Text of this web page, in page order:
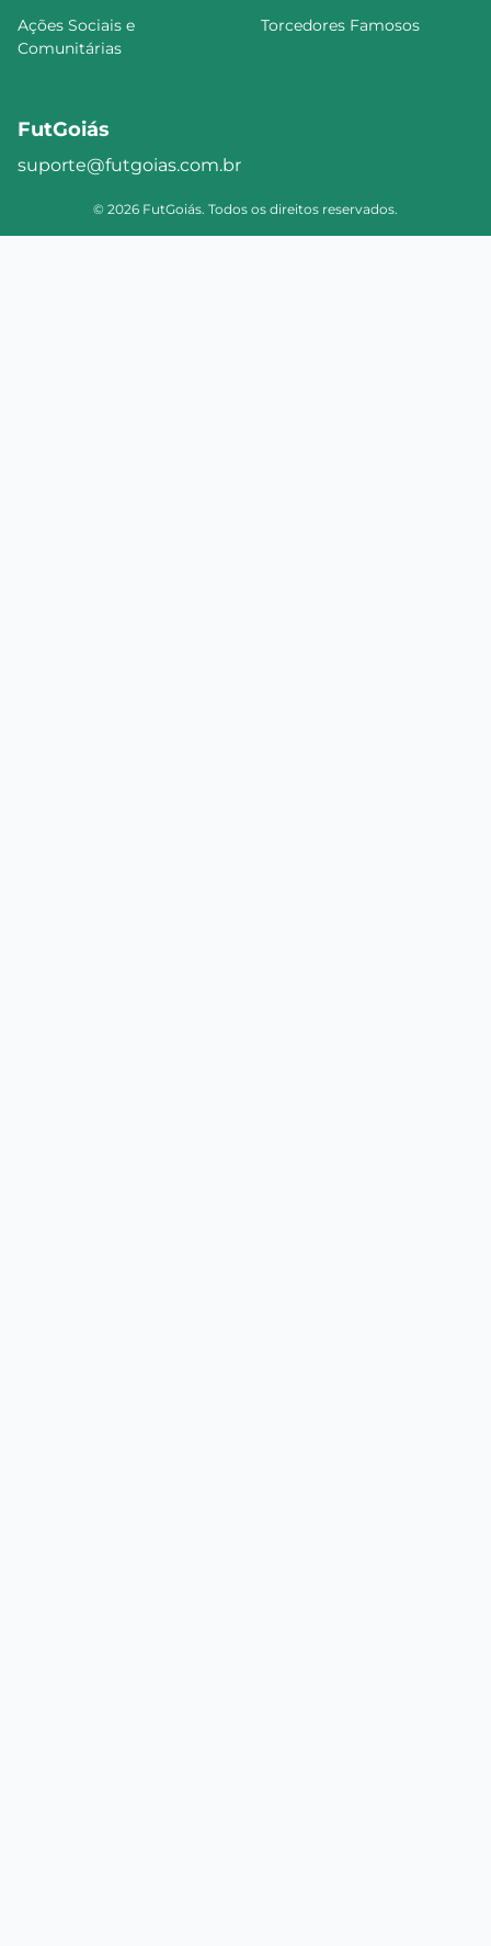
Ações Sociais e
Comunitárias
Torcedores Famosos
FutGoiás
suporte@futgoias.com.br
© 2026 FutGoiás. Todos os direitos reservados.